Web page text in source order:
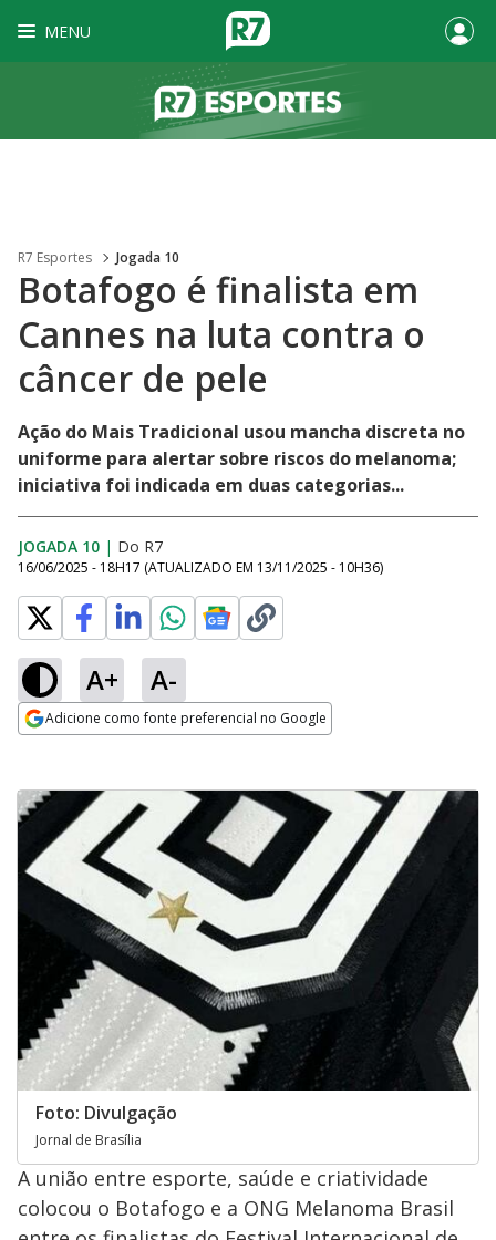
MENU
R7 Esportes Jogada 10
Botafogo é finalista em
Cannes na luta contra o
câncer de pele
Ação do Mais Tradicional usou mancha discreta no
uniforme para alertar sobre riscos do melanoma;
iniciativa foi indicada em duas categorias...
JOGADA 10 | Do R7
16/06/2025 - 18H17 (ATUALIZADO EM 13/11/2025 - 10H36)
A+ A-
Adicione como fonte preferencial no Google
Foto: Divulgação
Jornal de Brasília
A união entre esporte, saúde e criatividade
colocou o Botafogo e a ONG Melanoma Brasil